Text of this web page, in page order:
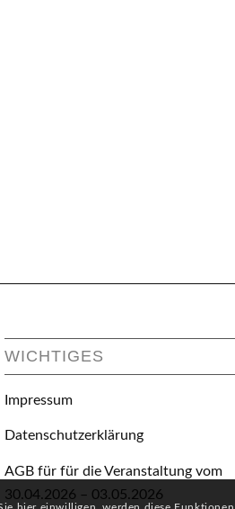
WICHTIGES
Impressum
Datenschutzerklärung
AGB für für die Veranstaltung vom
30.04.2026 – 03.05.2026